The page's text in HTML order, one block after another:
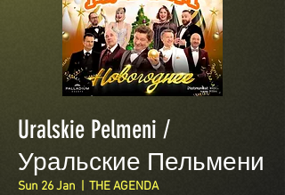
Uralskie Pelmeni /
Уральские Пельмени
Sun 26 Jan THE AGENDA